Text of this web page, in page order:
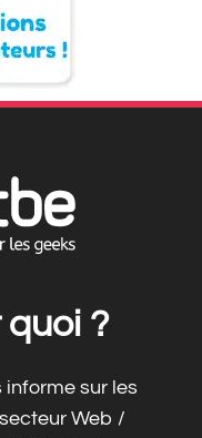
quoi ?
informe sur les
Web /